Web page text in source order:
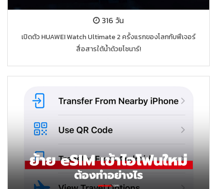
316 วัน
เปิดตัว HUAWEI Watch Ultimate 2 ครั้งแรกของโลกกับฟีเจอร์
สื่อสารใต้น้ำด้วยโซนาร์!